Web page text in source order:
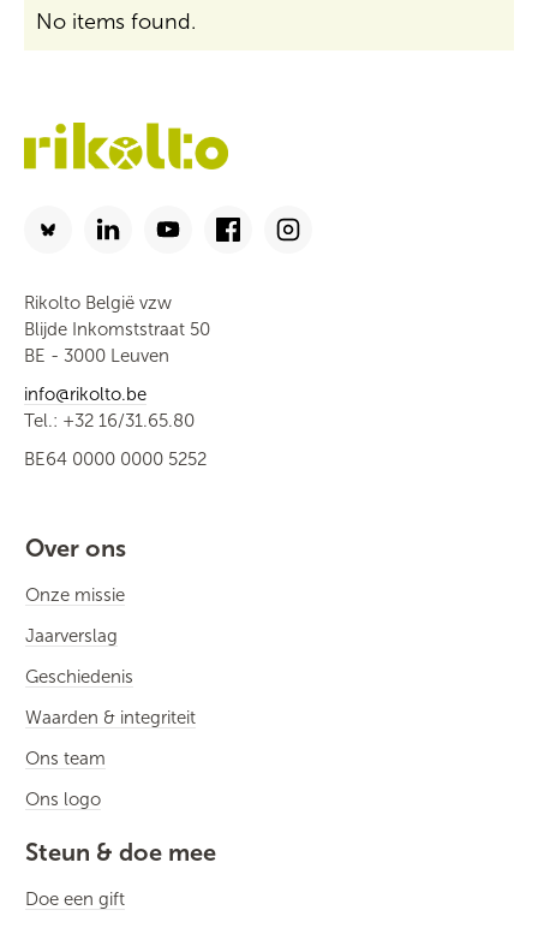
No items found.
Rikolto België vzw
Blijde Inkomststraat 50
BE - 3000 Leuven
info@rikolto.be
Tel.: +32 16/31.65.80
BE64 0000 0000 5252
Over ons
Onze missie
Jaarverslag
Geschiedenis
Waarden & integriteit
Ons team
Ons logo
Steun & doe mee
Doe een gift